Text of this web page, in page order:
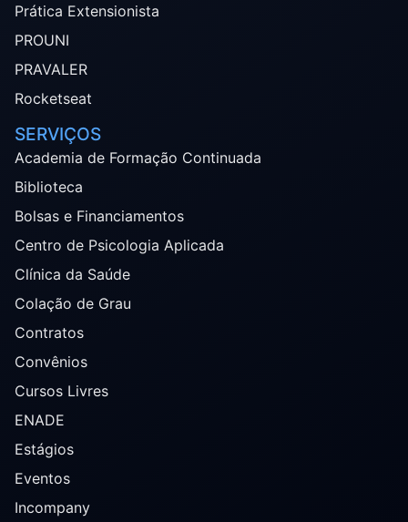
Prática Extensionista
PROUNI
PRAVALER
Rocketseat
SERVIÇOS
Academia de Formação Continuada
Biblioteca
Bolsas e Financiamentos
Centro de Psicologia Aplicada
Clínica da Saúde
Colação de Grau
Contratos
Convênios
Cursos Livres
ENADE
Estágios
Eventos
Incompany